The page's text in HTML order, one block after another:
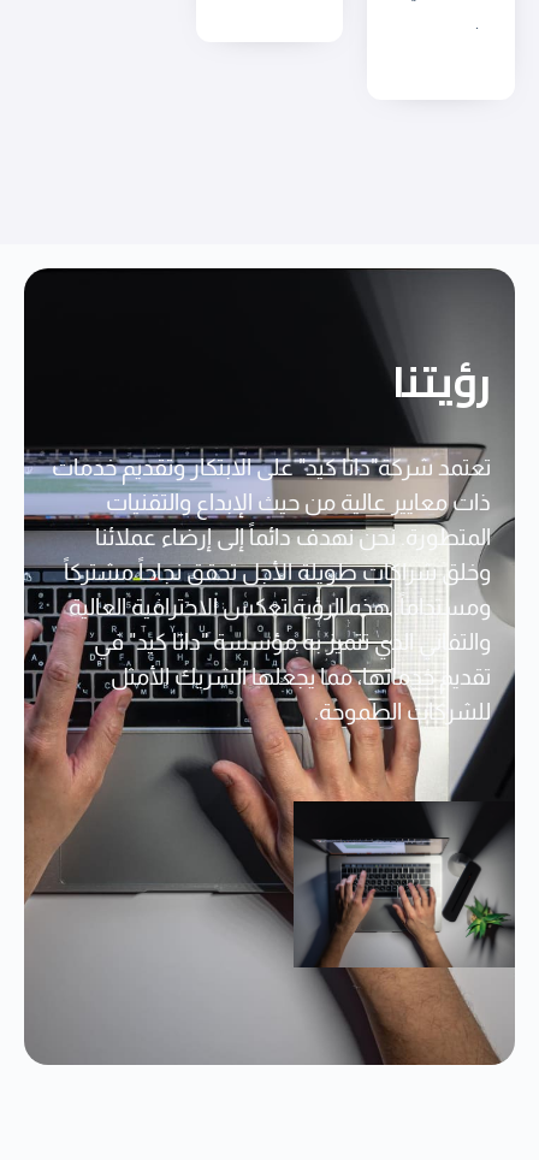
رؤيتنا
تعتمد شركة"داتا كيد" على الابتكار وتقديم خدمات
ذات معايير عالية من حيث الإبداع والتقنيات
المتطورة. نحن نهدف دائماً إلى إرضاء عملائنا
وخلق شراكات طويلة الأجل تحقق نجاحاً مشتركاً
ومستداماً. هذه الرؤية تعكس الاحترافية العالية
والتفاني الذي تتميز به مؤسسة "داتا كيد" في
تقديم خدماتها، مما يجعلها الشريك الأمثل
للشركات الطموحة.